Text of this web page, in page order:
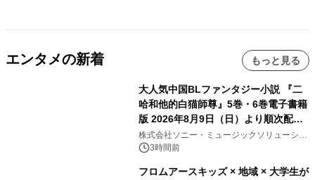
エンタメの新着 もっと見る
大人気中国BLファンタジー小説 『二
哈和他的白猫師尊』5巻・6巻電子書籍
版 2026年8月9日（日）より順次配信
開始
株式会社ソニー・ミュージックソリューショ
ンズ3時間前
フロムアースキッズ × 地域 × 大学生が